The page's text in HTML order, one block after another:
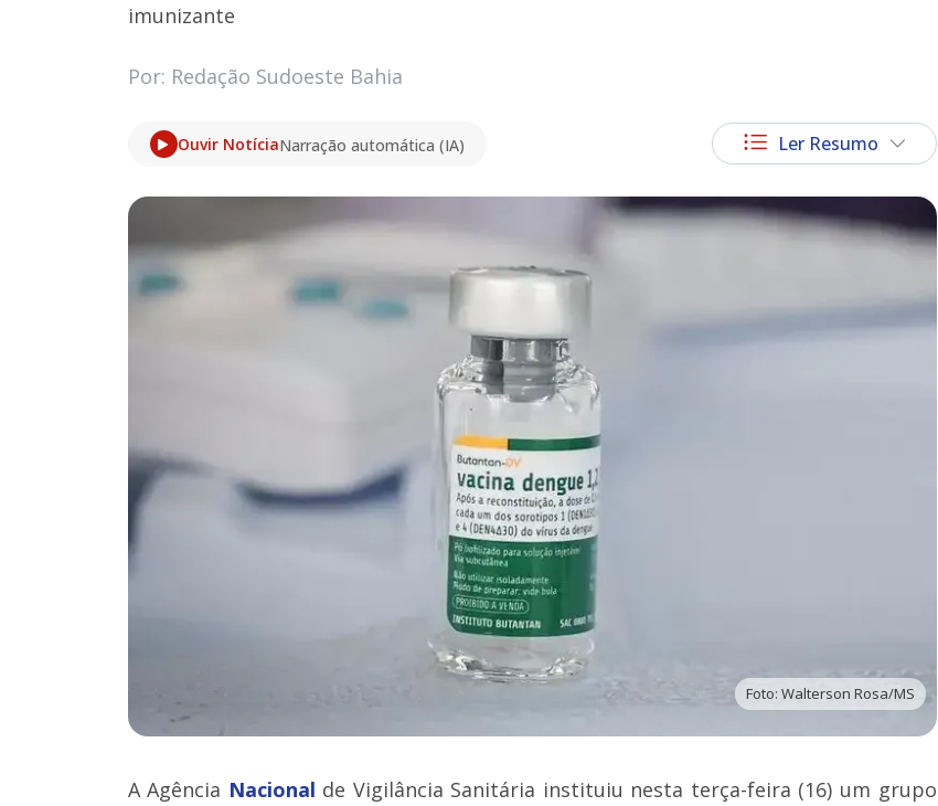
imunizante
Por: Redação Sudoeste Bahia
Ouvir NotíciaNarração automática (IA) Ler Resumo
Foto: Walterson Rosa/MS
A Agência Nacional de Vigilância Sanitária instituiu nesta terça-feira (16) um grupo